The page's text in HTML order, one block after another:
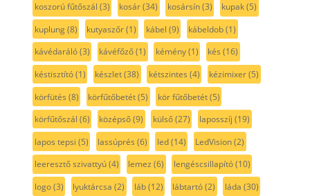
koszorú fűtőszál (3) kosár(34) kosársín(3) kupak(5)
kuplung(8) kutyaszőr(1) kábel (9) kábeldob(1)
kávédaráló(3) kávéfőző(1) kémény(1) kés (16)
késtisztító(1) készlet(38) kétszintes (4) kézimixer(5)
körfütés (8) körfűtőbetét(5) kör fűtőbetét(5)
körfűtőszál (6) középső(9) külső(27) laposszíj (19)
lapos tepsi (5) lassúprés (6) led(14) LedVision(2)
leeresztő szivattyú(4) lemez (6) lengéscsillapító(10)
logo(3) lyuktárcsa (2) láb(12) lábtartó(2) láda (30)